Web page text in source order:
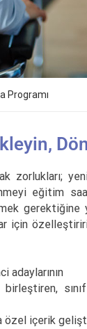
Programı
zorlukları;
eğitim
için
adaylarının
birleştiren,
özel içerik